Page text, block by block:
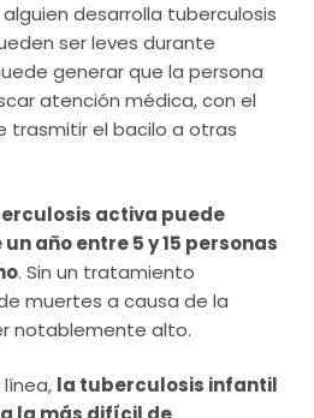
desarrolla tuberculosis
ser leves durante
generar que la persona
atención médica, con el
trasmitir el bacilo a otras
activa puede
año entre 5 y 15 personas
. Sin un tratamiento
muertes a causa de la
notablemente alto.
la tuberculosis infantil